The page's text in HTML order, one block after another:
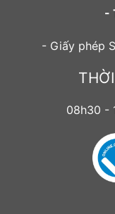
-
- Giấy phép
08h30 -